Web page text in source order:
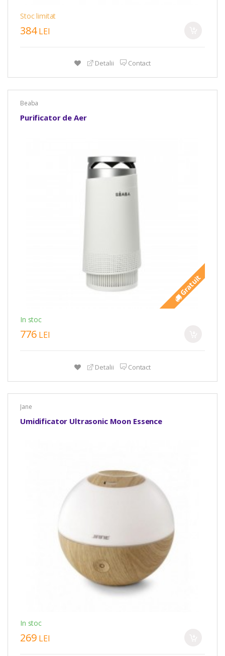
Stoc limitat
384LEI
Detalii Contact
Beaba
Purificator de Aer
Gratuit
In stoc
776 LEI
Detalii Contact
Jane
Umidificator Ultrasonic Moon Essence
In stoc
269 LEI